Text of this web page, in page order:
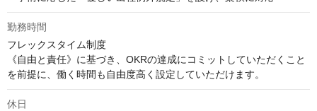
勤務時間
フレックスタイム制度
《自由と責任》に基づき、OKRの達成にコミットしていただくこと
を前提に、働く時間も自由度高く設定していただけます。
休日